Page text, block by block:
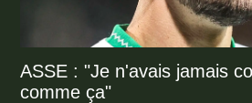
ASSE : "Je n'avais jamais
comme ça"